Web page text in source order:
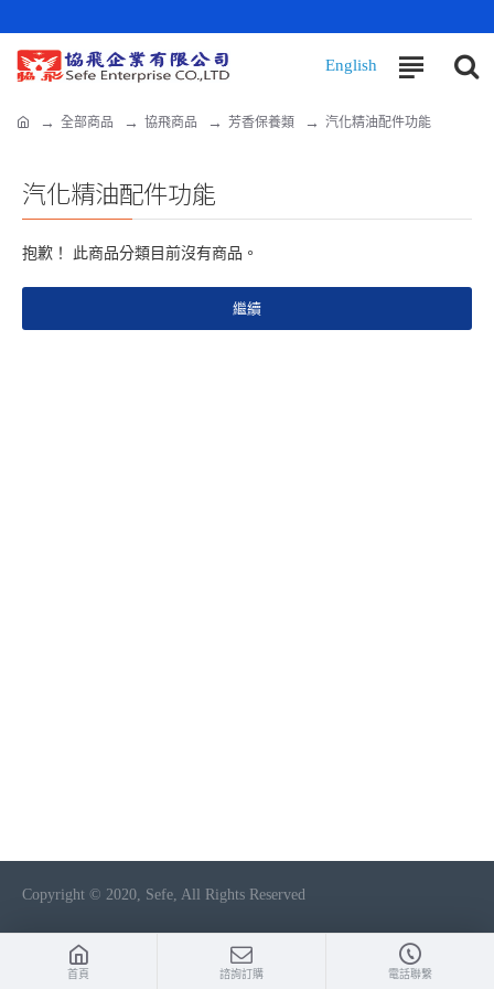
全部商品 協飛商品 芳香保養類 汽化精油配件功能
汽化精油配件功能
抱歉！ 此商品分類目前沒有商品。
繼續
Copyright © 2020, Sefe, All Rights Reserved
首頁 諮詢訂購 電話聯繫